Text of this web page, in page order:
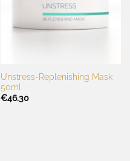
Unstress-Replenishing Mask
50ml
€46.30